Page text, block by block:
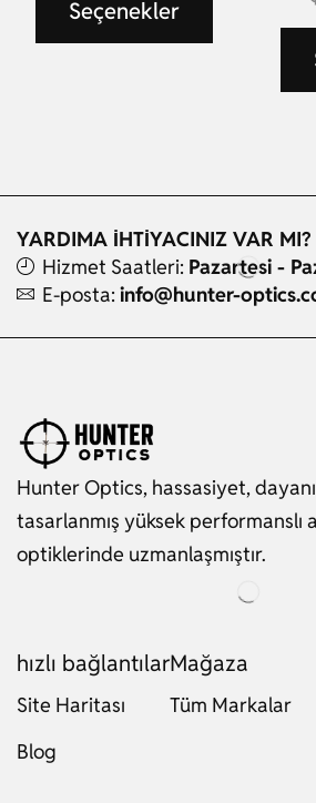
Seçenekler
YARDIMA İHTİYACINIZ VAR MI?
Hizmet Saatleri: Pazartesi -
E-posta: info@hunter-
Hunter Optics, hassasiyet,
tasarlanmış yüksek performanslı
optiklerinde uzmanlaşmıştır.
hızlı bağlantılar
Site Haritası
Blog
Mağaza
Tüm Markalar